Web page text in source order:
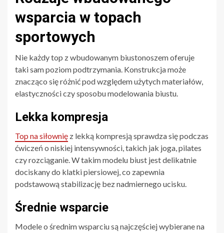
wsparcia w topach
sportowych
Nie każdy top z wbudowanym biustonoszem oferuje
taki sam poziom podtrzymania. Konstrukcja może
znacząco się różnić pod względem użytych materiałów,
elastyczności czy sposobu modelowania biustu.
Lekka kompresja
Top na siłownię z lekką kompresją sprawdza się podczas
ćwiczeń o niskiej intensywności, takich jak joga, pilates
czy rozciąganie. W takim modelu biust jest delikatnie
dociskany do klatki piersiowej, co zapewnia
podstawową stabilizację bez nadmiernego ucisku.
Średnie wsparcie
Modele o średnim wsparciu są najczęściej wybierane na